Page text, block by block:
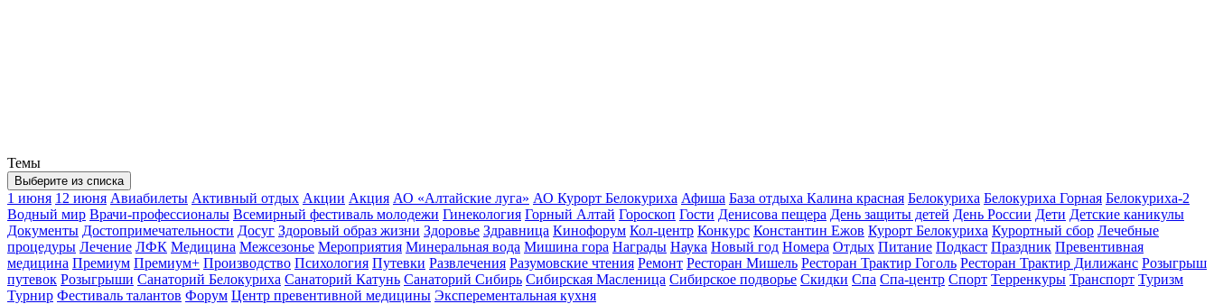
Темы
Выберите из списка
1 июня 12 июня Авиабилеты Активный отдых Акции Акция АО «Алтайские луга» АО Курорт Белокуриха Афиша База отдыха Калина красная Белокуриха Белокуриха Горная Белокуриха-2
Водный мир Врачи-профессионалы Всемирный фестиваль молодежи Гинекология Горный Алтай Гороскоп Гости Денисова пещера День защиты детей День России Дети Детские каникулы
Документы Достопримечательности Досуг Здоровый образ жизни Здоровье Здравница Кинофорум Кол-центр Конкурс Константин Ежов Курорт Белокуриха Курортный сбор Лечебные
процедуры Лечение ЛФК Медицина Межсезонье Мероприятия Минеральная вода Мишина гора Награды Наука Новый год Номера Отдых Питание Подкаст Праздник Превентивная
медицина Премиум Премиум+ Производство Психология Путевки Развлечения Разумовские чтения Ремонт Ресторан Мишель Ресторан Трактир Гоголь Ресторан Трактир Дилижанс Розыгрыш
путевок Розыгрыши Санаторий Белокуриха Санаторий Катунь Санаторий Сибирь Сибирская Масленица Сибирское подворье Скидки Спа Спа-центр Спорт Терренкуры Транспорт Туризм
Турнир Фестиваль талантов Форум Центр превентивной медицины Эксперементальная кухня